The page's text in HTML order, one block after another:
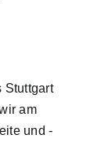
Stuttgart
am
und -